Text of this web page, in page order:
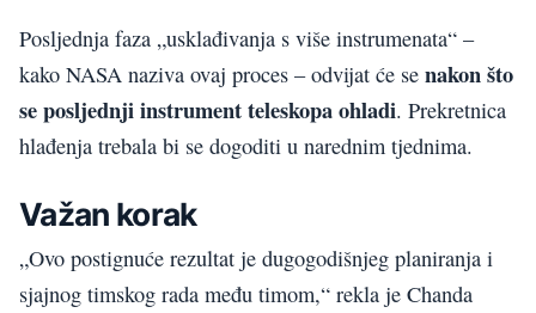
Posljednja faza „usklađivanja s više instrumenata“ –
kako NASA naziva ovaj proces – odvijat će se nakon što
se posljednji instrument teleskopa ohladi. Prekretnica
hlađenja trebala bi se dogoditi u narednim tjednima.
Važan korak
„Ovo postignuće rezultat je dugogodišnjeg planiranja i
sjajnog timskog rada među timom,“ rekla je Chanda